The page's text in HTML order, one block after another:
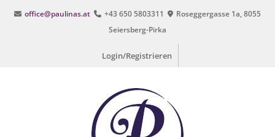
Inhalt
office@paulinas.at +43 650 5803311
Roseggergasse 1a, 8055
Seiersberg-Pirka
Login/Registrieren